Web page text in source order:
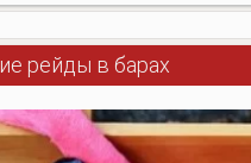
рейды в барах